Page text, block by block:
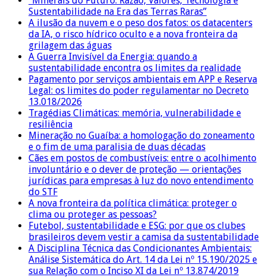
Sustentabilidade na Era das Terras Raras”
A ilusão da nuvem e o peso dos fatos: os datacenters
da IA, o risco hídrico oculto e a nova fronteira da
grilagem das águas
A Guerra Invisível da Energia: quando a
sustentabilidade encontra os limites da realidade
Pagamento por serviços ambientais em APP e Reserva
Legal: os limites do poder regulamentar no Decreto
13.018/2026
Tragédias Climáticas: memória, vulnerabilidade e
resiliência
Mineração no Guaíba: a homologação do zoneamento
e o fim de uma paralisia de duas décadas
Cães em postos de combustíveis: entre o acolhimento
involuntário e o dever de proteção — orientações
jurídicas para empresas à luz do novo entendimento
do STF
A nova fronteira da política climática: proteger o
clima ou proteger as pessoas?
Futebol, sustentabilidade e ESG: por que os clubes
brasileiros devem vestir a camisa da sustentabilidade
A Disciplina Técnica das Condicionantes Ambientais:
Análise Sistemática do Art. 14 da Lei nº 15.190/2025 e
sua Relação com o Inciso XI da Lei nº 13.874/2019